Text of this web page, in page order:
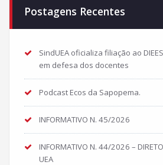
Postagens Recentes
SindUEA oficializa filiação ao
em defesa dos docentes
Podcast Ecos da Sapopema.
INFORMATIVO N. 45/2026
INFORMATIVO N. 44/2026 –
UEA